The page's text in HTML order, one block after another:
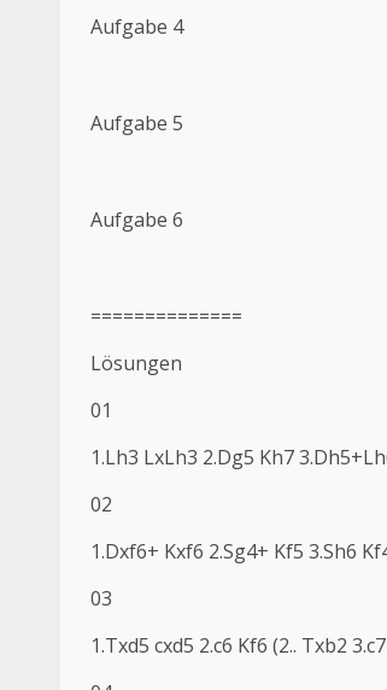
Aufgabe 4
Aufgabe 5
Aufgabe 6
==============
Lösungen
01
1.Lh3 LxLh3 2.Dg5 Kh7
02
1.Dxf6+ Kxf6 2.Sg4+ Kf5 3.Sh6
03
1.Txd5 cxd5 2.c6 Kf6 (2.. Txb2